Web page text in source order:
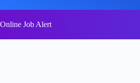
to
content
Online Job Alert